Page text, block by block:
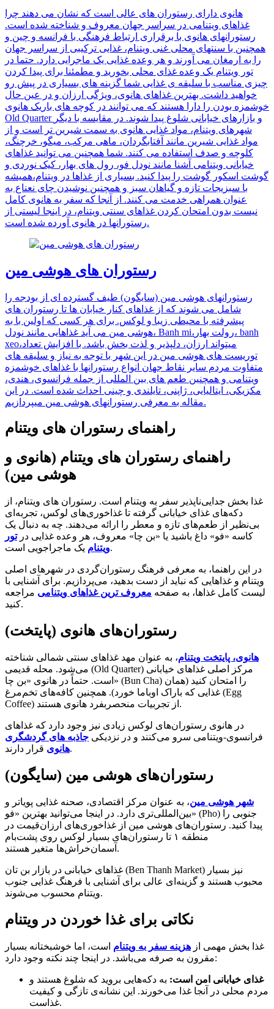
هانوی دارای رستوران های عالی است که نشان می دهند چرا
غذاهای ویتنامی در سراسر جهان معروف و شناخته شده است.
رستورانهای هانوی با برقراری ارتباط فرهنگی با فرانسه و چین و
همچنین با سنتهای محلی غنی ویتنام، غذایی ترکیبی از سراسر جهان
را به ارمغان می آورند و هر وعده غذایی یک ماجرایی دارد. حتما در
تور ویتنام یک وعده غذای محلی بخورید و مطمئنا برای پیدا کردن
چیزی مناسب با سلیقه ی غذایی شما گزینه های بسیاری در پیش رو
خواهید داشت. بهترین غذاهای هانوی، ویژگی ارزان و در عین حال
خوشمزه بودن را دارا هستند که می توانند در کوچه های باریک هانوی
Old Quarter و بازارهای خیابانی شلوغ پیدا شوند. در مقایسه با دیگر
شهرهای ویتنام، مواد غذایی هانوی به سمت شیرین تر است و از
مواد غذایی شیرین مانند آفتابگردان، ماهی مرکب، میگو، خرچنگ،
کلوچه و صدف استفاده می کنند. شما همچنین می توانید غذاهای
خیابانی ویتنامی آشنا مانند نودل فو، رول های بهار، کیک نوردی و
گوشت اسکور گوشت را پیدا کنید. بسیاری از غذاها در ویتنام،همیشه
با سبزیجات تازه و گیاهان سبز و همچنین نوشیدن چای نعناع به
عنوان همراهی خدمت می کنند. از آنجا که سفر به هانوی کامل
نیست بدون امتحان کردن غذاهای سنتی ویتنام، در اینجا لیستی از
رستورانها در هانوی آورده شده است.
رستوران های هوشی مین
رستورانهای هوشی مین (سایگون) طیف گسترده ای از بودجه را
شامل می شوند که از غذاهای کنار خیابان ها تا رستوران های
پیشرفته با محیطی زیبا و لوکس. برای هر کسی که اولین با به
هوشی مین می آید غذاهایی مانند نودل، Banh mi،رولت بهار، banh
xeo،میتواند ارزان، دلپذیر و لذت بخش باشد. با افزایش تعداد
توریست های هوشی مین در این شهر با توجه به نیاز و سلیقه های
متفاوت مردم سایر نقاط جهان انواع رستورانها با غذاهای خوشمزه
ویتنامی و همچنین طعم های بین المللی از جمله فرانسوی، هندی،
مکزیکی، ایتالیایی، ژاپنی، تایلندی و چینی احداث شده است. در این
مقاله به معرفی رستورانهای هوشی مین میپردازیم.
راهنمای رستوران های ویتنام
راهنمای رستوران های ویتنام (هانوی و
هوشی مین)
غذا بخش جدایی‌ناپذیر سفر به ویتنام است. رستوران های ویتنام، از
دکه‌های غذای خیابانی گرفته تا غذاخوری‌های لوکس، تجربه‌ای
بی‌نظیر از طعم‌های تازه و معطر را ارائه می‌دهند. چه به دنبال یک
کاسه «فو» داغ باشید یا «بن چا» معروف، هر وعده غذایی درتور
ویتنامیک ماجراجویی است.
در این راهنما، به معرفی فرهنگ رستوران‌گردی در شهرهای اصلی
ویتنام و غذاهایی که نباید از دست بدهید، می‌پردازیم. برای آشنایی با
لیست کامل غذاها، به صفحه معروف ترین غذاهای ویتنامی مراجعه
کنید.
رستوران‌های هانوی (پایتخت)
هانوی، پایتخت ویتنام، به عنوان مهد غذاهای سنتی شمالی شناخته
می‌شود. محله قدیمی (Old Quarter) مرکز اصلی غذاهای خیابانی
است. حتماً در هانوی «بن چا» (Bun Cha) را امتحان کنید (همان
غذایی که باراک اوباما خورد). همچنین کافه‌های تخم‌مرغ (Egg
Coffee) از تجربیات منحصربفرد هانوی هستند.
در هانوی رستوران‌های لوکس زیادی نیز وجود دارد که غذاهای
فرانسوی-ویتنامی سرو می‌کنند و در نزدیکی جاذبه های گردشگری
هانویقرار دارند.
رستوران‌های هوشی مین (سایگون)
شهر هوشی مین، به عنوان مرکز اقتصادی، صحنه غذایی پویاتر و
بین‌المللی‌تری دارد. در اینجا می‌توانید بهترین «فو» (Pho) جنوبی را
پیدا کنید. رستوران‌های هوشی مین از غذاخوری‌های ارزان‌قیمت در
منطقه ۱ تا رستوران‌های بسیار لوکس روی پشت‌بام
آسمان‌خراش‌ها متغیر هستند.
غذاهای خیابانی در بازار بن تان (Ben Thanh Market) نیز بسیار
محبوب هستند و گزینه‌ای عالی برای آشنایی با فرهنگ غذایی جنوب
ویتنام محسوب می‌شوند.
نکاتی برای غذا خوردن در ویتنام
غذا بخش مهمی از هزینه سفر به ویتنام است، اما خوشبختانه بسیار
مقرون به صرفه می‌باشد. در اینجا چند نکته وجود دارد:
غذای خیابانی امن است: به دکه‌هایی بروید که شلوغ هستند و
مردم محلی در آنجا غذا می‌خورند. این نشانه‌ی تازگی و کیفیت
غذاست.